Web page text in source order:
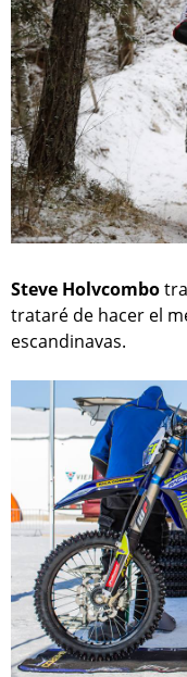
Steve Holvcombo
trataré de hacer el
escandinavas.